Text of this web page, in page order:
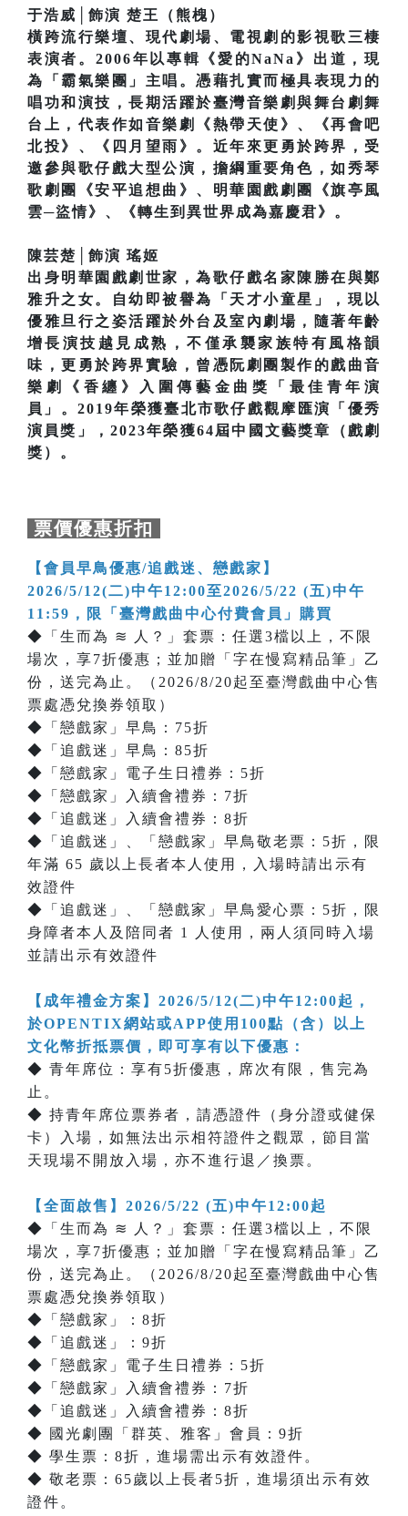
于浩威│飾演 楚王（熊槐）
橫跨流行樂壇、現代劇場、電視劇的影視歌三棲
表演者。2006年以專輯《愛的NaNa》出道，現
為「霸氣樂團」主唱。憑藉扎實而極具表現力的
唱功和演技，長期活躍於臺灣音樂劇與舞台劇舞
台上，代表作如音樂劇《熱帶天使》、《再會吧
北投》、《四月望雨》。近年來更勇於跨界，受
邀參與歌仔戲大型公演，擔綱重要角色，如秀琴
歌劇團《安平追想曲》、明華園戲劇團《旗亭風
雲─盜情》、《轉生到異世界成為嘉慶君》。
陳芸楚│飾演 瑤姬
出身明華園戲劇世家，為歌仔戲名家陳勝在與鄭
雅升之女。自幼即被譽為「天才小童星」，現以
優雅旦行之姿活躍於外台及室內劇場，隨著年齡
增長演技越見成熟，不僅承襲家族特有風格韻
味，更勇於跨界實驗，曾憑阮劇團製作的戲曲音
樂劇《香纏》入圍傳藝金曲獎「最佳青年演
員」。2019年榮獲臺北市歌仔戲觀摩匯演「優秀
演員獎」，2023年榮獲64屆中國文藝獎章（戲劇
獎）。
票價優惠折扣
【會員早鳥優惠/追戲迷、戀戲家】
2026/5/12(二)中午12:00至2026/5/22 (五)中午
11:59，限「臺灣戲曲中心付費會員」購買
◆「生而為 ≋ 人？」套票：任選3檔以上，不限
場次，享7折優惠；並加贈「字在慢寫精品筆」乙
份，送完為止。（2026/8/20起至臺灣戲曲中心售
票處憑兌換券領取）
◆「戀戲家」早鳥：75折
◆「追戲迷」早鳥：85折
◆「戀戲家」電子生日禮券：5折
◆「戀戲家」入續會禮券：7折
◆「追戲迷」入續會禮券：8折
◆「追戲迷」、「戀戲家」早鳥敬老票：5折，限
年滿 65 歲以上長者本人使用，入場時請出示有
效證件
◆「追戲迷」、「戀戲家」早鳥愛心票：5折，限
身障者本人及陪同者 1 人使用，兩人須同時入場
並請出示有效證件
【成年禮金方案】2026/5/12(二)中午12:00起，
於OPENTIX網站或APP使用100點（含）以上
文化幣折抵票價，即可享有以下優惠：
◆ 青年席位：享有5折優惠，席次有限，售完為
止。
◆ 持青年席位票券者，請憑證件（身分證或健保
卡）入場，如無法出示相符證件之觀眾，節目當
天現場不開放入場，亦不進行退／換票。
【全面啟售】2026/5/22 (五)中午12:00起
◆「生而為 ≋ 人？」套票：任選3檔以上，不限
場次，享7折優惠；並加贈「字在慢寫精品筆」乙
份，送完為止。（2026/8/20起至臺灣戲曲中心售
票處憑兌換券領取）
◆「戀戲家」：8折
◆「追戲迷」：9折
◆「戀戲家」電子生日禮券：5折
◆「戀戲家」入續會禮券：7折
◆「追戲迷」入續會禮券：8折
◆ 國光劇團「群英、雅客」會員：9折
◆ 學生票：8折，進場需出示有效證件。
◆ 敬老票：65歲以上長者5折，進場須出示有效
證件。